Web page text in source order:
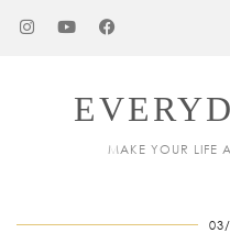
MAKE YOUR LIFE